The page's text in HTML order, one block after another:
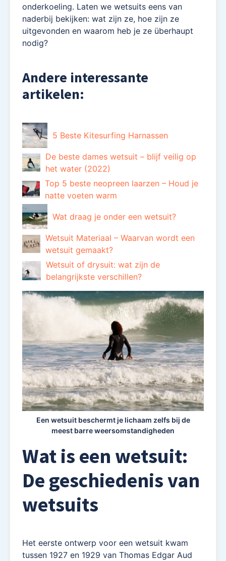
onderkoeling. Laten we wetsuits eens van
naderbij bekijken: wat zijn ze, hoe zijn ze
uitgevonden en waarom heb je ze überhaupt
nodig?
Andere interessante
artikelen:
5 Beste Kitesurfing Harnassen
De beste dames wetsuit – blijf veilig op
het water (2022)
Top 5 beste neopreen laarzen – Houd je
natte voeten warm
Wat draag je onder een wetsuit?
Wetsuit Materiaal – Waarvan wordt een
wetsuit gemaakt?
Wetsuit of drysuit: wat zijn de
belangrijkste verschillen?
Een wetsuit beschermt je lichaam zelfs bij de
meest barre weersomstandigheden
Wat is een wetsuit:
De geschiedenis van
wetsuits
Het eerste ontwerp voor een wetsuit kwam
tussen 1927 en 1929 van Thomas Edgar Aud